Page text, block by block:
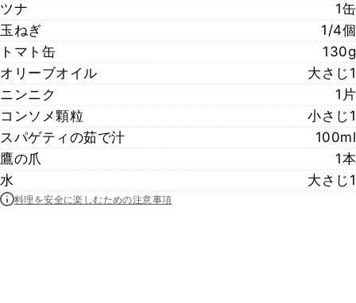
ツナ
1缶
玉ねぎ
1/4個
トマト缶
130g
オリーブオイル
大さじ1
ニンニク
1片
コンソメ顆粒
小さじ1
スパゲティの茹で汁
100ml
鷹の爪
1本
水
大さじ1
料理を安全に楽しむための注意事項